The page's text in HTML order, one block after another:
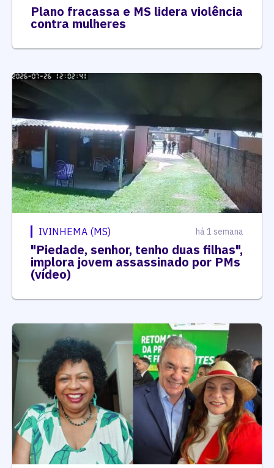
Plano fracassa e MS lidera violência
contra mulheres
IVINHEMA (MS) há 1 semana
"Piedade, senhor, tenho duas filhas",
implora jovem assassinado por PMs
(vídeo)